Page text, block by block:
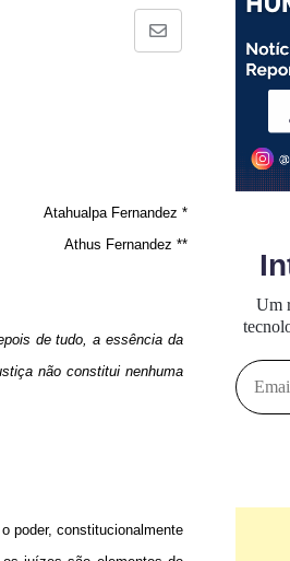
Share
Atahualpa Fernandez *
Athus Fernandez **
de tudo, a essência da
não constitui nenhuma
poder, constitucionalmente